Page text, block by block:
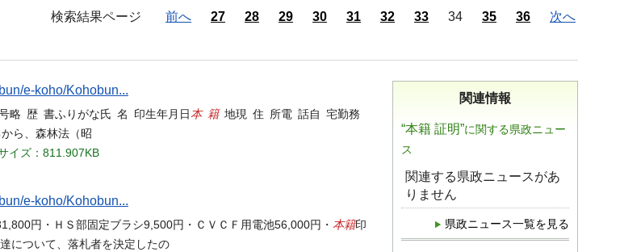
検索結果ページ 前へ 27 28 29 30 31 32 33 34 35 36 次へ
関連情報
“本籍 証明”に関する県政ニュー
ス
関連する県政ニュースがあ
りません
県政ニュース一覧を見る
e-koho/Kohobun...
略 歴 書ふりがな氏 名 印生年月日 本 籍地現 住 所電 話自 宅勤務
ら、森林法（昭
イズ：811.907KB
e-koho/Kohobun...
円・ＨＳ部固定ブラシ9,500円・ＣＶＣＦ用電池56,000円・ 本籍印
について、落札者を決定したの